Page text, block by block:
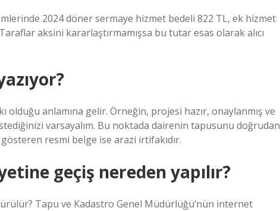
2024 döner sermaye hizmet bedeli 822 TL, ek hizmet
aksini kararlaştırmamışsa bu tutar esas olarak alıcı
olduğu anlamına gelir. Örneğin, projesi hazır, onaylanmış ve
varsayalım. Bu noktada dairenin tapusunu doğrudan
gösteren resmi belge ise arazi irtifakıdır.
geçiş nereden yapılır?
Tapu ve Kadastro Genel Müdürlüğü’nün internet